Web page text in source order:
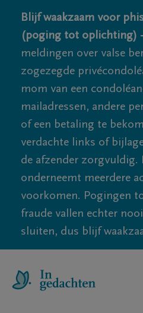
Blijf waakzaam voor
(poging tot oplichting) -
meldingen over valse
zogezegde
mom van een
mailadressen, andere
of een betaling te
verdachte links of
de afzender zorgvuldig.
onderneemt meerdere
voorkomen. Pogingen
fraude vallen echter
sluiten, dus blijf